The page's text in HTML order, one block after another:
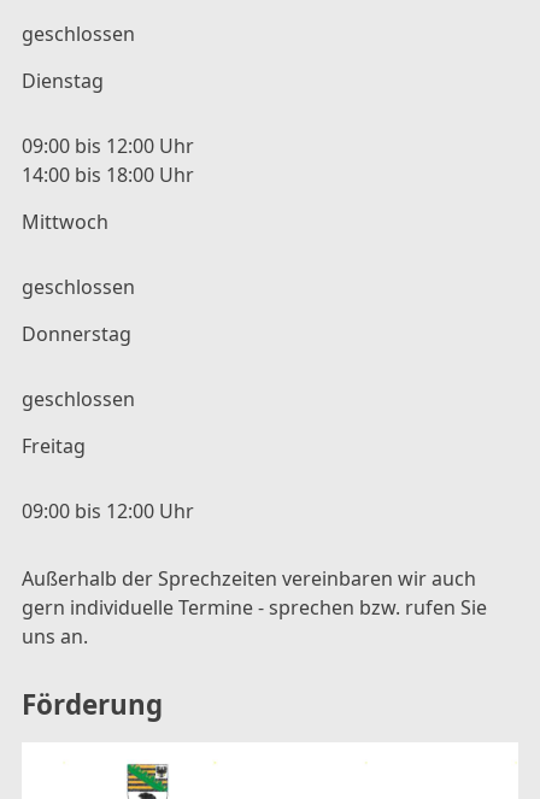
geschlossen
Dienstag
09:00 bis 12:00 Uhr
14:00 bis 18:00 Uhr
Mittwoch
geschlossen
Donnerstag
geschlossen
Freitag
09:00 bis 12:00 Uhr
Außerhalb der Sprechzeiten vereinbaren wir auch
gern individuelle Termine - sprechen bzw. rufen Sie
uns an.
Förderung